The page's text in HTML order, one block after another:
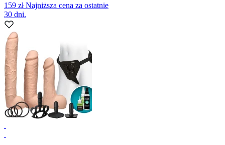
159 złNajniższa cena za ostatnie
30 dni.